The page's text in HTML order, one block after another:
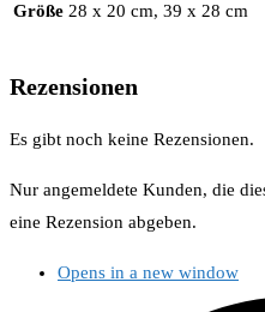
Größe 28 x 20 cm, 39 x 28 cm
Rezensionen
Es gibt noch keine Rezensionen.
Nur angemeldete Kunden, die
eine Rezension abgeben.
Opens in a new window